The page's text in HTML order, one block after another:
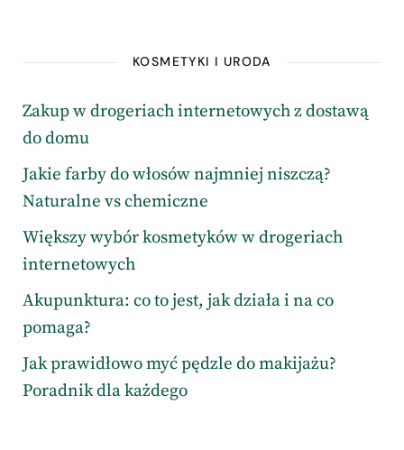
KOSMETYKI I URODA
Zakup w drogeriach internetowych z dostawą
do domu
Jakie farby do włosów najmniej niszczą?
Naturalne vs chemiczne
Większy wybór kosmetyków w drogeriach
internetowych
Akupunktura: co to jest, jak działa i na co
pomaga?
Jak prawidłowo myć pędzle do makijażu?
Poradnik dla każdego